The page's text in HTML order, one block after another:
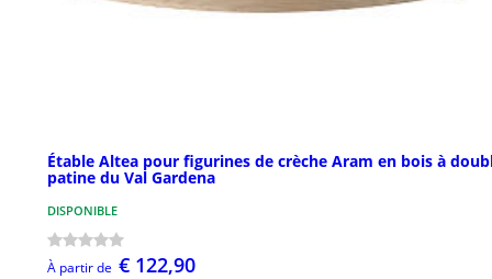
Étable Altea pour figurines de crèche Aram en bois à
patine du Val Gardena
DISPONIBLE
À partir de € 122,90